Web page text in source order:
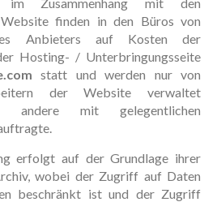
finden in den Büros von
Anbieters auf Kosten der
Hosting- / Unterbringungsseite
statt und werden nur von
der Website verwaltet
andere mit gelegentlichen
erfolgt auf der Grundlage ihrer
wobei der Zugriff auf Daten
beschränkt ist und der Zugriff